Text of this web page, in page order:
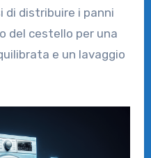
di distribuire i panni
del cestello per una
e un lavaggio